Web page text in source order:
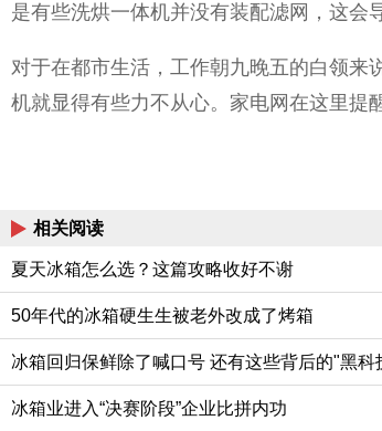
是有些洗烘一体机并没有装配滤网，这会
对于在都市生活，工作朝九晚五的白领来
机就显得有些力不从心。家电网在这里提
相关阅读
夏天冰箱怎么选？这篇攻略收好不谢
50年代的冰箱硬生生被老外改成了烤箱
冰箱回归保鲜除了喊口号 还有这些背后的"黑科
冰箱业进入“决赛阶段”企业比拼内功